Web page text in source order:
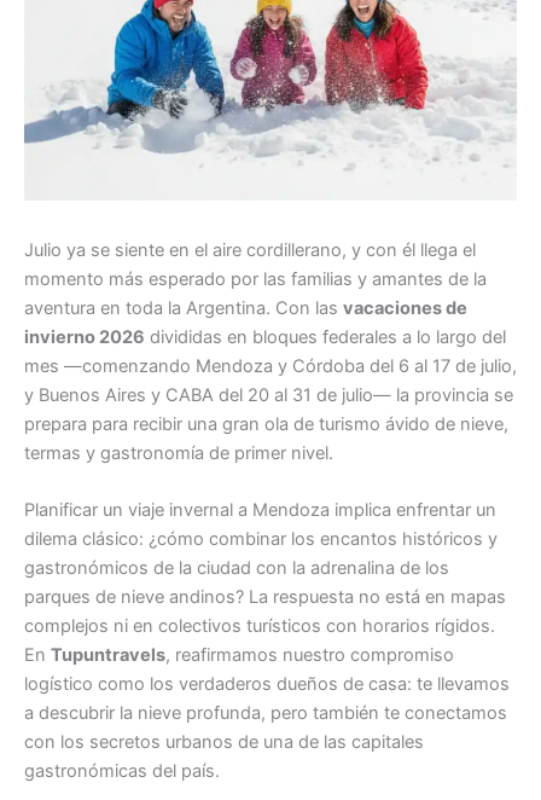
Julio ya se siente en el aire cordillerano, y con él llega el
momento más esperado por las familias y amantes de la
aventura en toda la Argentina. Con las vacaciones de
invierno 2026 divididas en bloques federales a lo largo del
mes —comenzando Mendoza y Córdoba del 6 al 17 de julio,
y Buenos Aires y CABA del 20 al 31 de julio— la provincia se
prepara para recibir una gran ola de turismo ávido de nieve,
termas y gastronomía de primer nivel.
Planificar un viaje invernal a Mendoza implica enfrentar un
dilema clásico: ¿cómo combinar los encantos históricos y
gastronómicos de la ciudad con la adrenalina de los
parques de nieve andinos? La respuesta no está en mapas
complejos ni en colectivos turísticos con horarios rígidos.
En Tupuntravels, reafirmamos nuestro compromiso
logístico como los verdaderos dueños de casa: te llevamos
a descubrir la nieve profunda, pero también te conectamos
con los secretos urbanos de una de las capitales
gastronómicas del país.